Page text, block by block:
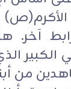
آخر.
الكبير
من